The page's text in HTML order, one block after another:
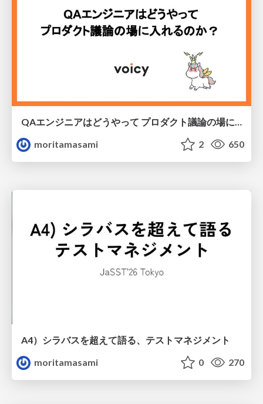
moritamasami
2 650
A4）シラバスを超えて語る、テストマネジメント
moritamasami
0 270